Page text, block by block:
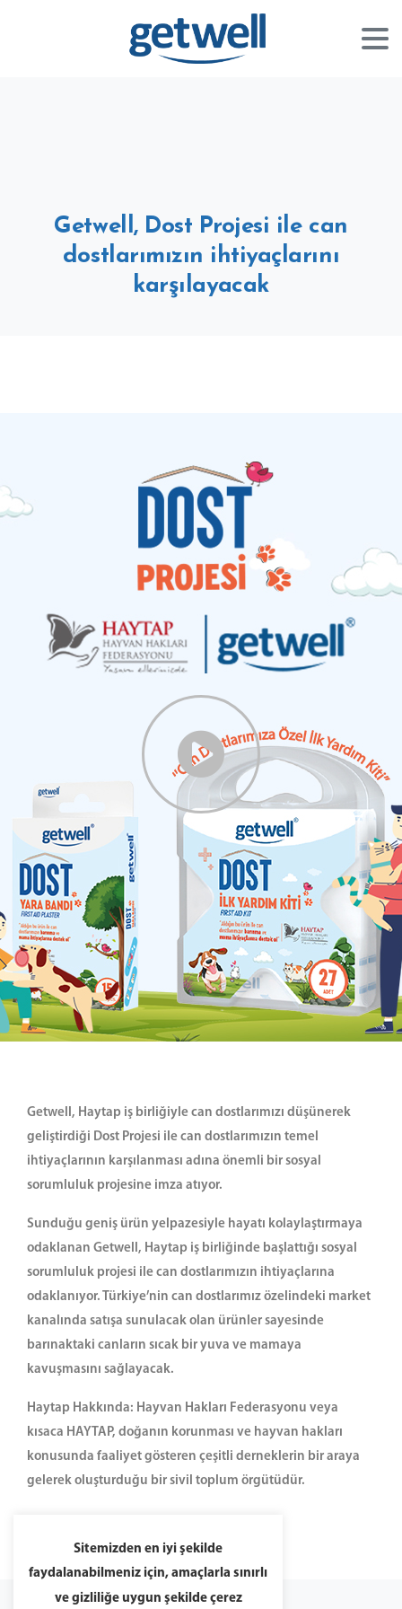
Getwell, Dost Projesi ile can
dostlarımızın ihtiyaçlarını
karşılayacak
Getwell, Haytap iş birliğiyle can dostlarımızı düşünerek
geliştirdiği Dost Projesi ile can dostlarımızın temel
ihtiyaçlarının karşılanması adına önemli bir sosyal
sorumluluk projesine imza atıyor.
Sunduğu geniş ürün yelpazesiyle hayatı kolaylaştırmaya
odaklanan Getwell, Haytap iş birliğinde başlattığı sosyal
sorumluluk projesi ile can dostlarımızın ihtiyaçlarına
odaklanıyor. Türkiye’nin can dostlarımız özelindeki market
kanalında satışa sunulacak olan ürünler sayesinde
barınaktaki canların sıcak bir yuva ve mamaya
kavuşmasını sağlayacak.
Haytap Hakkında: Hayvan Hakları Federasyonu veya
kısaca HAYTAP, doğanın korunması ve hayvan hakları
konusunda faaliyet gösteren çeşitli derneklerin bir araya
gelerek oluşturduğu bir sivil toplum örgütüdür.
Sitemizden en iyi şekilde
faydalanabilmeniz için, amaçlarla sınırlı
ve gizliliğe uygun şekilde çerez